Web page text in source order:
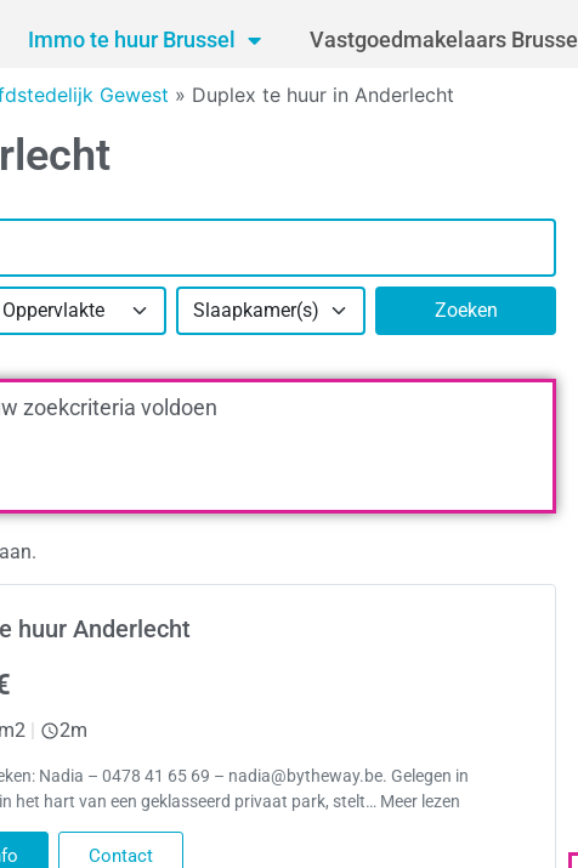
Immo te huur Brussel Vastgoedmakelaars Brussel
Gewest » Duplex te huur in Anderlecht
Oppervlakte Slaapkamer(s) Zoeken
zoekcriteria voldoen
huur Anderlecht
2m
Nadia – 0478 41 65 69 – nadia@bytheway.be. Gelegen in
het hart van een geklasseerd privaat park, stelt… Meer lezen
Contact